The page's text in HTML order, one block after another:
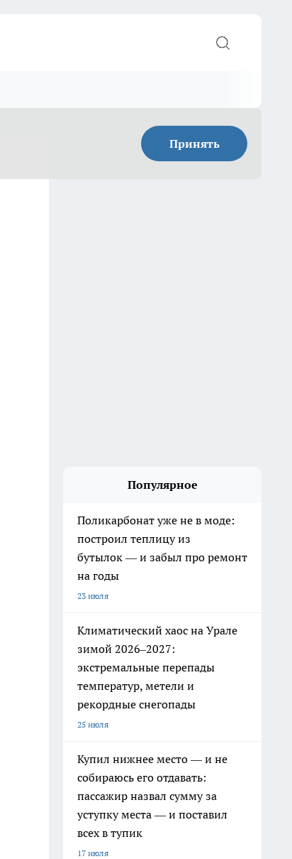
Принять
Популярное
Поликарбонат уже не в моде:
построил теплицу из
бутылок — и забыл про ремонт
на годы
23 июля
Климатический хаос на Урале
зимой 2026–2027:
экстремальные перепады
температур, метели и
рекордные снегопады
25 июля
Купил нижнее место — и не
собираюсь его отдавать:
пассажир назвал сумму за
уступку места — и поставил
всех в тупик
17 июля